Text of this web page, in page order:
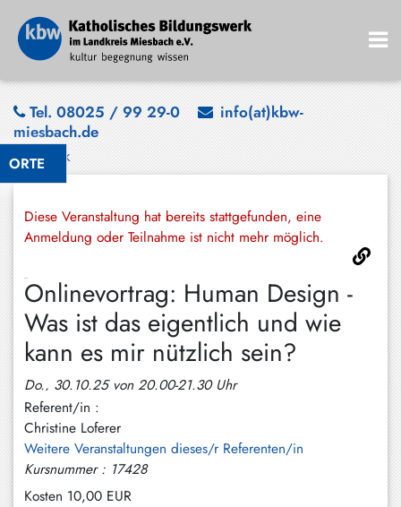
ORTE
Tel. 08025 / 99 29-0
info(at)kbw-
miesbach.de
Zurück
Diese Veranstaltung hat bereits stattgefunden, eine
Anmeldung oder Teilnahme ist nicht mehr möglich.
Onlinevortrag: Human Design -
Was ist das eigentlich und wie
kann es mir nützlich sein?
Do., 30.10.25 von 20.00-21.30 Uhr
Referent/in :
Christine Loferer
Weitere Veranstaltungen dieses/r Referenten/in
Kursnummer : 17428
Kosten 10,00 EUR
Bad
Wiessee
Bayrischzell
Elbach
Großhartpenning
Holzkirchen
Hundham
Irschenberg
Kreuth